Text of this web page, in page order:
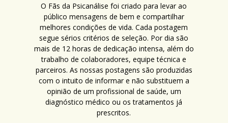
O Fãs da Psicanálise foi criado para levar ao
público mensagens de bem e compartilhar
melhores condições de vida. Cada postagem
segue sérios critérios de seleção. Por dia são
mais de 12 horas de dedicação intensa, além do
trabalho de colaboradores, equipe técnica e
parceiros. As nossas postagens são produzidas
com o intuito de informar e não substituem a
opinião de um profissional de saúde, um
diagnóstico médico ou os tratamentos já
prescritos.